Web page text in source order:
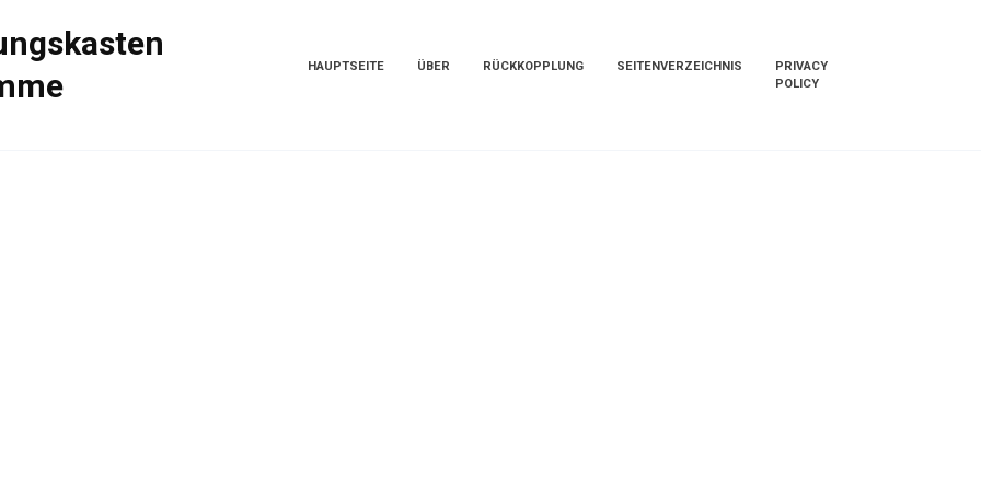
HAUPTSEITE ÜBER RÜCKKOPPLUNG SEITENVERZEICHNIS
PRIVACY
POLICY